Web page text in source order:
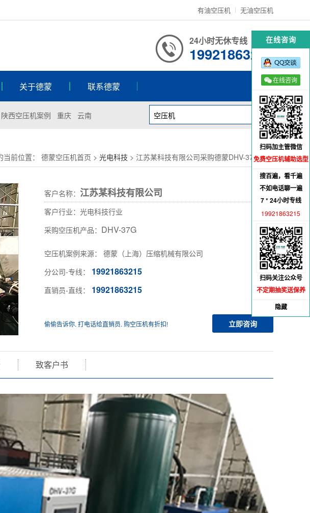
有油空压机 无油空压机
24小时无休专线
19921863215
关于德蒙 联系德蒙
陕西空压机案例 重庆 云南
当前位置： 德蒙空压机首页 > 光电科技 > 江苏某科技有限公司采购德蒙DHV-37G案例
客户名称： 江苏某科技有限公司
客户行业：光电科技行业
采购空压机产品： DHV-37G
空压机案例来源： 德蒙（上海）压缩机械有限公司
分公司-专线：
19921863215
直销员-直线： 19921863215
偷偷告诉你. 打电话给直销员. 购空压机有折扣! 立即咨询
致客户书
在线咨询
在线咨询
扫码加主管微信
免费空压机辅助选型
搜百遍，看千遍
不如电话聊一遍
7 * 24小时专线
19921863215
扫码关注公众号
不定期抽奖送保养
隐藏